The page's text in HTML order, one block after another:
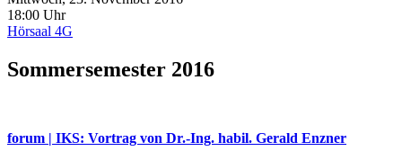
18:00 Uhr
Hörsaal 4G
Sommersemester 2016
forum | IKS: Vortrag von Dr.-Ing. habil. Gerald Enzner